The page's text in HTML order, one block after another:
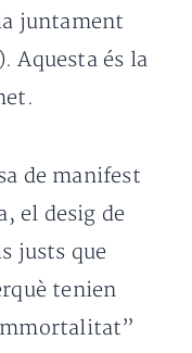
juntament
Aquesta és la
de manifest
el desig de
justs que
tenien